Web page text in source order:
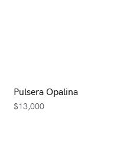
Pulsera Opalina
$13,000